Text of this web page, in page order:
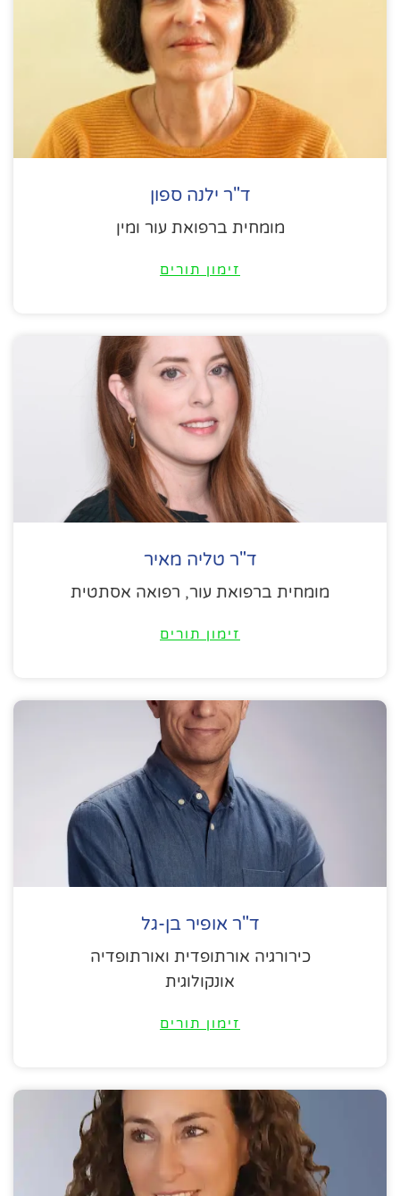
ד"ר ילנה ספון
מומחית ברפואת עור ומין
זימון תורים
ד"ר טליה מאיר
מומחית ברפואת עור, רפואה אסתטית
זימון תורים
ד"ר אופיר בן-גל
כירורגיה אורתופדית ואורתופדיה
אונקולוגית
זימון תורים